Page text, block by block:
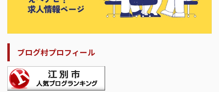
ブログ村プロフィール